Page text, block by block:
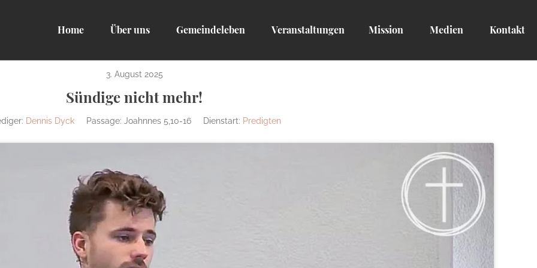
Home Über uns Gemeindeleben Veranstaltungen Mission Medien Kontakt
3. August 2025
Sündige nicht mehr!
Dennis Dyck Passage: Joahnnes 5,10-16 Dienstart: Predigten